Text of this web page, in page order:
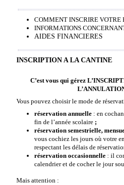
COMMENT INSCRIRE VOTRE
INFORMATIONS
AIDES FINANCIERES
INSCRIPTION A LA CANTINE
C’est vous qui gérez
Vous pouvez choisir le mode de
réservation annuelle : en
fin de l’année scolaire ;
réservation semestrielle,
vous cochiez les jours où votre
respectant les délais de
réservation occasionnelle : il
calendrier et de cocher le jour
Mais attention :